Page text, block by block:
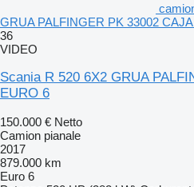
GRUA PALFINGER PK 33002
36
VIDEO
Scania R 520 6X2 GRUA
EURO 6
150.000 € Netto
Camion pianale
2017
879.000 km
Euro 6